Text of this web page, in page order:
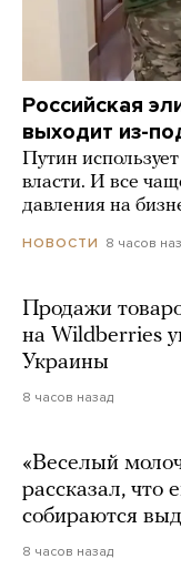
Российская
выходит из-
Путин
власти. И все
давления на
НОВОСТИ 8 часов
Продажи
на Wildberries
Украины
8 часов назад
«Веселый
рассказал, что
собираются
8 часов назад